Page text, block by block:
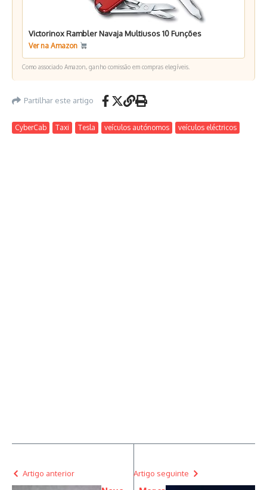
Victorinox Rambler Navaja Multiusos 10 Funções
Ver na Amazon
Como associado Amazon, ganho comissão em compras elegíveis.
Partilhar este artigo
CyberCab Taxi Tesla veículos autónomos veículos eléctricos
Artigo anterior Artigo seguinte